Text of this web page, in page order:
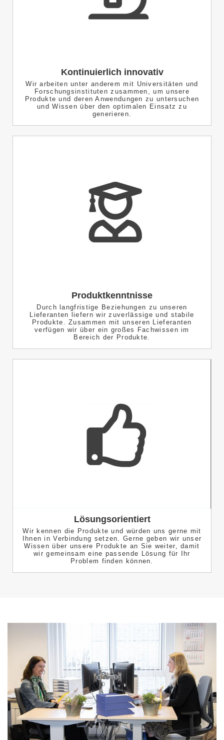
Kontinuierlich innovativ
Wir arbeiten unter anderem mit Universitäten und
Forschungsinstituten zusammen, um unsere
Produkte und deren Anwendungen zu untersuchen
und Wissen über den optimalen Einsatz zu
generieren.
Produktkenntnisse
Durch langfristige Beziehungen zu unseren
Lieferanten liefern wir zuverlässige und stabile
Produkte. Zusammen mit unseren Lieferanten
verfügen wir über ein großes Fachwissen im
Bereich der Produkte.
Lösungsorientiert
Wir kennen die Produkte und würden uns gerne mit
Ihnen in Verbindung setzen. Gerne geben wir unser
Wissen über unsere Produkte an Sie weiter, damit
wir gemeinsam eine passende Lösung für Ihr
Problem finden können.